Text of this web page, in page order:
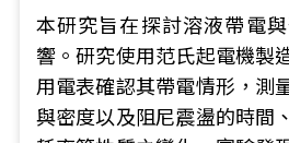
本研究旨在探討溶液帶電
響。研究使用范氏起電機製
用電表確認其帶電情形，測
與密度以及阻尼震盪的時間